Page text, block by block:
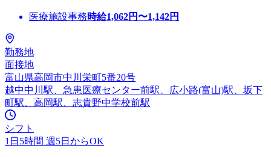
医療施設事務時給1,062円〜1,142円
勤務地
面接地
富山県高岡市中川栄町5番20号
越中中川駅、急患医療センター前駅、広小路(富山)駅、坂下
町駅、高岡駅、志貴野中学校前駅
シフト
1日5時間 週5日からOK